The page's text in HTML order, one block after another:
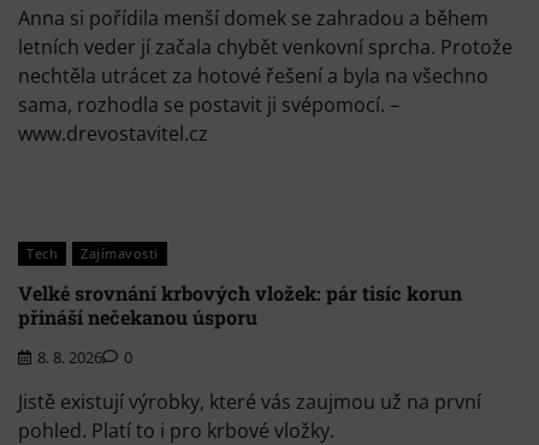
Anna si pořídila menší domek se zahradou a během
letních veder jí začala chybět venkovní sprcha. Protože
nechtěla utrácet za hotové řešení a byla na všechno
sama, rozhodla se postavit ji svépomocí. –
www.drevostavitel.cz
Tech Zajímavosti
Velké srovnání krbových vložek: pár tisíc korun
přináší nečekanou úsporu
8. 8. 2026 0
Jistě existují výrobky, které vás zaujmou už na první
pohled. Platí to i pro krbové vložky.